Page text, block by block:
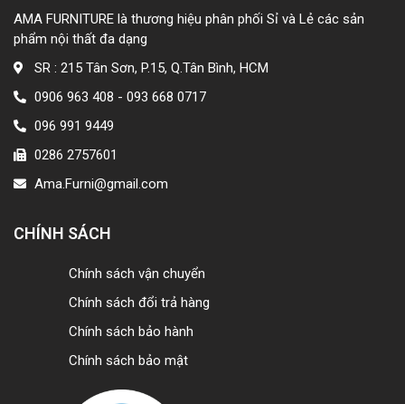
AMA FURNITURE là thương hiệu phân phối Sỉ và Lẻ các sản
phẩm nội thất đa dạng
SR : 215 Tân Sơn, P.15, Q.Tân Bình, HCM
0906 963 408 - 093 668 0717
096 991 9449
0286 2757601
Ama.Furni@gmail.com
CHÍNH SÁCH
Chính sách vận chuyển
Chính sách đổi trả hàng
Chính sách bảo hành
Chính sách bảo mật